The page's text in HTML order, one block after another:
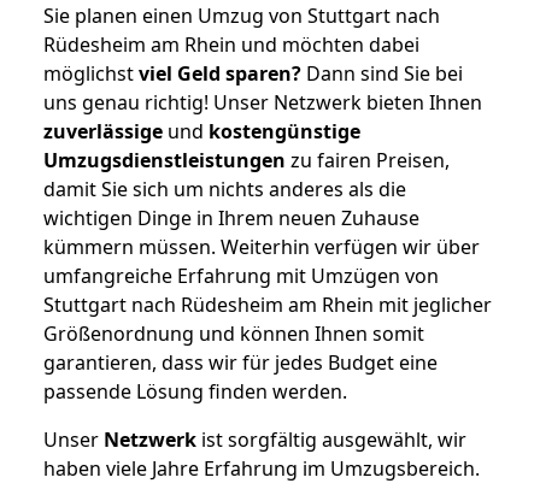
Sie planen einen Umzug von Stuttgart nach
Rüdesheim am Rhein und möchten dabei
möglichstviel Geld sparen? Dann sind Sie bei
uns genau richtig! Unser Netzwerk bieten Ihnen
zuverlässige und kostengünstige
Umzugsdienstleistungen zu fairen Preisen,
damit Sie sich um nichts anderes als die
wichtigen Dinge in Ihrem neuen Zuhause
kümmern müssen. Weiterhin verfügen wir über
umfangreiche Erfahrung mit Umzügen von
Stuttgart nach Rüdesheim am Rhein mit jeglicher
Größenordnung und können Ihnen somit
garantieren, dass wir für jedes Budget eine
passende Lösung finden werden.
Unser Netzwerk ist sorgfältig ausgewählt, wir
haben viele Jahre Erfahrung im Umzugsbereich.